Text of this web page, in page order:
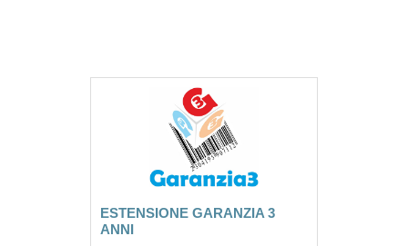
ESTENSIONE GARANZIA 3
ANNI